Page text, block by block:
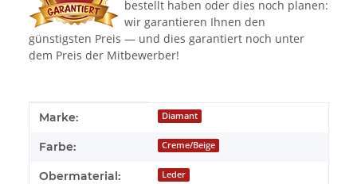
bestellt haben oder dies noch planen:
wir garantieren Ihnen den
günstigsten Preis — und dies garantiert noch unter
dem Preis der Mitbewerber!
Produkteigenschaft
Wert
Marke: Diamant
Farbe: Creme/Beige
Obermaterial: Leder